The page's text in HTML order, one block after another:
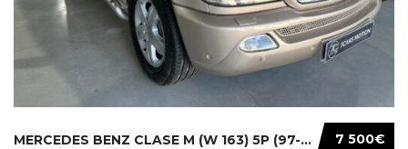
7 500€
MERCEDES BENZ CLASE M (W 163) 5P (97-05) 200...